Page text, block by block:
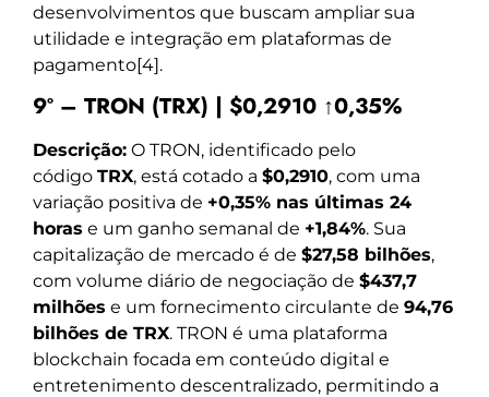
desenvolvimentos que buscam ampliar sua
utilidade e integração em plataformas de
pagamento[4].
9º – TRON (TRX) | $0,2910 ↑0,35%
Descrição: O TRON, identificado pelo
código TRX, está cotado a $0,2910, com uma
variação positiva de +0,35% nas últimas 24
horas e um ganho semanal de +1,84%. Sua
capitalização de mercado é de $27,58 bilhões,
com volume diário de negociação de $437,7
milhões e um fornecimento circulante de 94,76
bilhões de TRX. TRON é uma plataforma
blockchain focada em conteúdo digital e
entretenimento descentralizado, permitindo a